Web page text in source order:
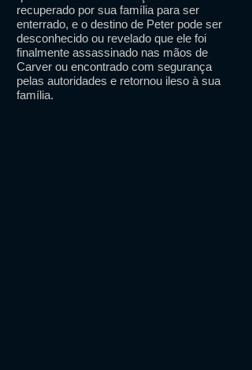
recuperado por sua família para ser
enterrado, e o destino de Peter pode ser
desconhecido ou revelado que ele foi
finalmente assassinado nas mãos de
Carver ou encontrado com segurança
pelas autoridades e retornou ileso à sua
família.